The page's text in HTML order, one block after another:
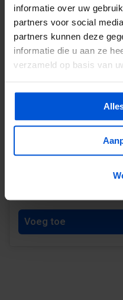
informatie over uw
partners voor social
partners kunnen deze
informatie die u aan ze
verzameld op basis van
GERELATEERDE
Houtcomposiet |
Voeg toe